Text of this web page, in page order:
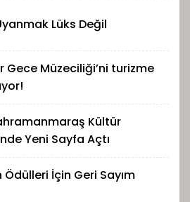
Lüks Değil
Gece Müzeciliği’ni turizme
Kültür
Yeni Sayfa Açtı
Ödülleri İçin Geri Sayım